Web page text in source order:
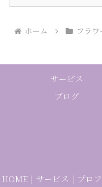
ホーム フラワ
サービス
ブログ
HOME | サービス | プロ